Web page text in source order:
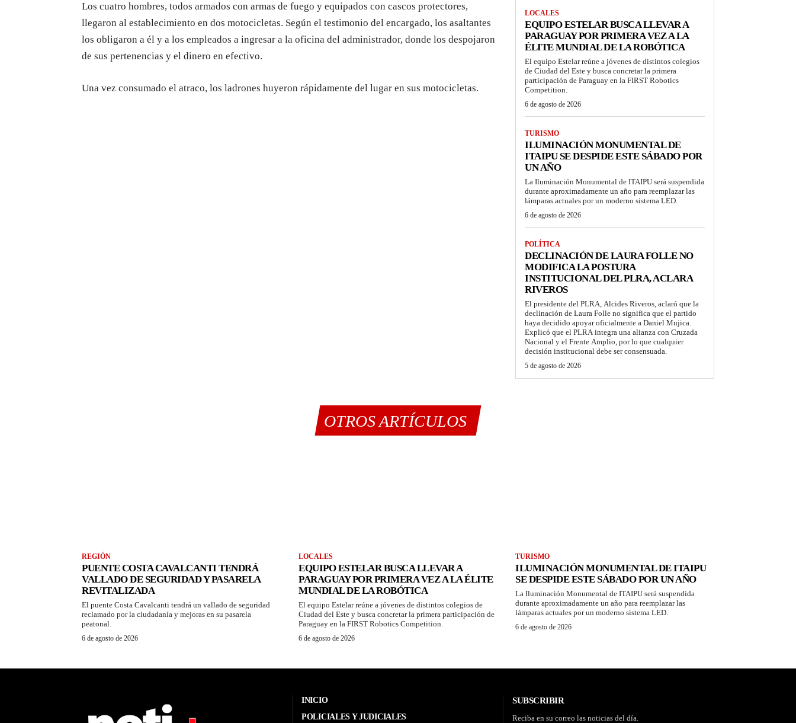
Los cuatro hombres, todos armados con armas de fuego y equipados con cascos protectores,
llegaron al establecimiento en dos motocicletas. Según el testimonio del encargado, los asaltantes
los obligaron a él y a los empleados a ingresar a la oficina del administrador, donde los despojaron
de sus pertenencias y el dinero en efectivo.
Una vez consumado el atraco, los ladrones huyeron rápidamente del lugar en sus motocicletas.
LOCALES
EQUIPO ESTELAR BUSCA LLEVAR A
PARAGUAY POR PRIMERA VEZ A LA
ÉLITE MUNDIAL DE LA ROBÓTICA
El equipo Estelar reúne a jóvenes de distintos colegios
de Ciudad del Este y busca concretar la primera
participación de Paraguay en la FIRST Robotics
Competition.
6 de agosto de 2026
TURISMO
ILUMINACIÓN MONUMENTAL DE
ITAIPU SE DESPIDE ESTE SÁBADO POR
UN AÑO
La Iluminación Monumental de ITAIPU será suspendida
durante aproximadamente un año para reemplazar las
lámparas actuales por un moderno sistema LED.
6 de agosto de 2026
POLÍTICA
DECLINACIÓN DE LAURA FOLLE NO
MODIFICA LA POSTURA
INSTITUCIONAL DEL PLRA, ACLARA
RIVEROS
El presidente del PLRA, Alcides Riveros, aclaró que la
declinación de Laura Folle no significa que el partido
haya decidido apoyar oficialmente a Daniel Mujica.
Explicó que el PLRA integra una alianza con Cruzada
Nacional y el Frente Amplio, por lo que cualquier
decisión institucional debe ser consensuada.
5 de agosto de 2026
OTROS ARTÍCULOS
REGIÓN
PUENTE COSTA CAVALCANTI TENDRÁ
VALLADO DE SEGURIDAD Y PASARELA
REVITALIZADA
El puente Costa Cavalcanti tendrá un vallado de seguridad
reclamado por la ciudadanía y mejoras en su pasarela
peatonal.
6 de agosto de 2026
LOCALES
EQUIPO ESTELAR BUSCA LLEVAR A
PARAGUAY POR PRIMERA VEZ A LA ÉLITE
MUNDIAL DE LA ROBÓTICA
El equipo Estelar reúne a jóvenes de distintos colegios de
Ciudad del Este y busca concretar la primera participación de
Paraguay en la FIRST Robotics Competition.
6 de agosto de 2026
TURISMO
ILUMINACIÓN MONUMENTAL DE ITAIPU
SE DESPIDE ESTE SÁBADO POR UN AÑO
La Iluminación Monumental de ITAIPU será suspendida
durante aproximadamente un año para reemplazar las
lámparas actuales por un moderno sistema LED.
6 de agosto de 2026
INICIO
POLICIALES Y JUDICIALES
SUBSCRIBIR
Reciba en su correo las noticias del día.